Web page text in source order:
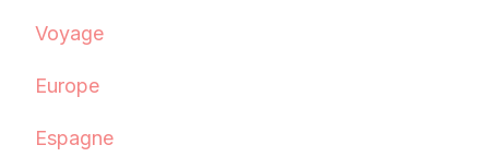
Voyage
Europe
Espagne